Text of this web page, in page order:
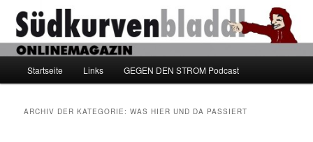
Startseite Links GEGEN DEN STROM Podcast
ARCHIV DER KATEGORIE:WAS HIER UND DA PASSIERT